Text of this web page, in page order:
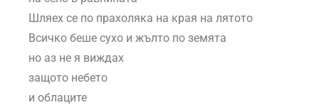
Шляех се по прахоляка на края на лятото
Всичко беше сухо и жълто по земята
но аз не я виждах
защото небето
и облаците